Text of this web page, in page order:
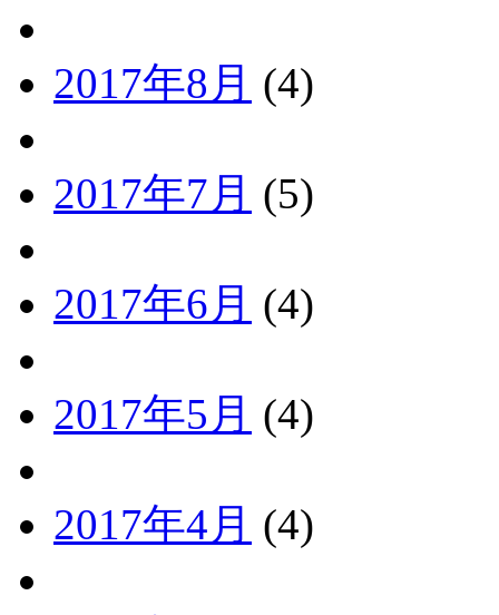
2017年8月 (4)
2017年7月 (5)
2017年6月 (4)
2017年5月 (4)
2017年4月 (4)